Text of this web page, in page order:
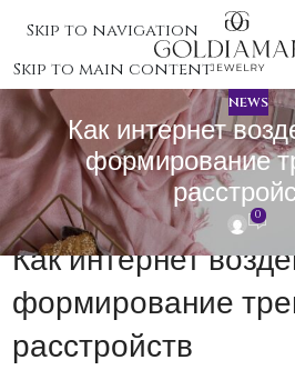
Skip to navigation
Skip to main content
NEWS
Как интернет
формирование
0
Как интернет
формирование
расстройств